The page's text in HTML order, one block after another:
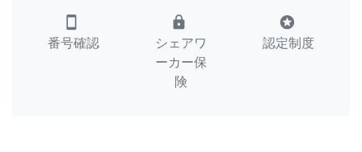
smartphone
番号確認
lock
シェアワ
ーカー保
険
stars
認定制度